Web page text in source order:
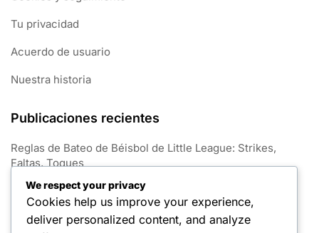
Tu privacidad
Acuerdo de usuario
Nuestra historia
Publicaciones recientes
Reglas de Bateo de Béisbol de Little League: Strikes,
Faltas, Toques
Reglas de Participación en Béisbol de Little League:
Mínimo de partidos, Estado del jugador, Transferencias
We respect your privacy
Cookies help us improve your experience,
deliver personalized content, and analyze